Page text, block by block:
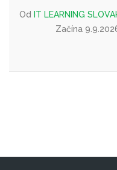
Od IT LEARNING
Začína